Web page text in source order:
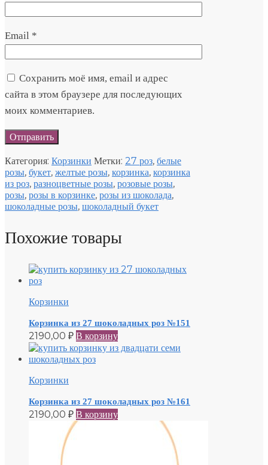
Email *
Сохранить моё имя, email и адрес
сайта в этом браузере для последующих
моих комментариев.
Категория: Корзинки Метки: 27 роз, белые
розы, букет, желтые розы, корзинка, корзинка
из роз, разноцветные розы, розовые розы,
розы, розы в корзинке, розы из шоколада,
шоколадные розы, шоколадный букет
Похожие товары
Корзинки
Корзинка из 27 шоколадных роз №151
2190,00 ₽ В корзину
Корзинки
Корзинка из 27 шоколадных роз №161
2190,00 ₽ В корзину